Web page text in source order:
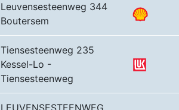
Leuvensesteenweg 344
Boutersem
Tiensesteenweg 235
Kessel-Lo -
Tiensesteenweg
LEUVENSESTEENWEG